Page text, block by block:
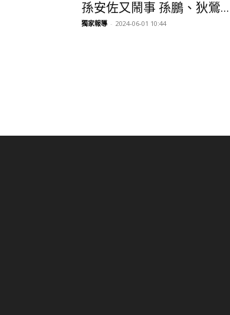
孫安佐又鬧事 孫鵬、狄鶯...
獨家報導 - 2024-06-01 10:44